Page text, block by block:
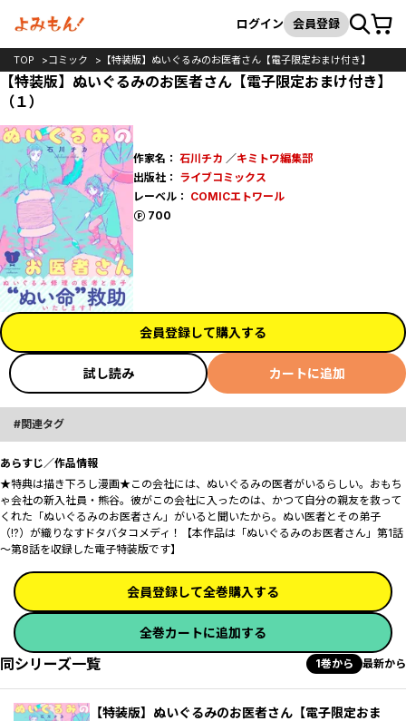
検索
ログイン 会員登録カート
TOP コミック 【特装版】ぬいぐるみのお医者さん【電子限定おまけ付き】
【特装版】ぬいぐるみのお医者さん【電子限定おまけ付き】
（１）
作家名： 石川チカ ／キミトワ編集部
出版社： ライブコミックス
レーベル： COMICエトワール
700
ポイント
会員登録して購入する
試し読み カートに追加
関連タグ
あらすじ／作品情報
★特典は描き下ろし漫画★この会社には、ぬいぐるみの医者がいるらしい――。おもち
ゃ会社の新入社員・熊谷。彼がこの会社に入ったのは、かつて自分の親友を救って
くれた「ぬいぐるみのお医者さん」がいると聞いたから。ぬい医者とその弟子
（!?）が織りなすドタバタコメディ！【本作品は「ぬいぐるみのお医者さん」第1話
～第8話を収録した電子特装版です】
会員登録して全巻購入する
全巻カートに追加する
同シリーズ一覧 1巻から 最新から
【特装版】ぬいぐるみのお医者さん【電子限定おま